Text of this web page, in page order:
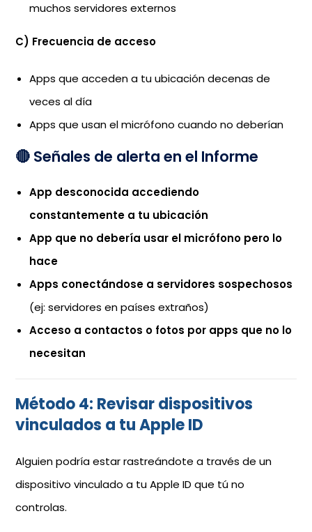
muchos servidores externos
C) Frecuencia de acceso
Apps que acceden a tu ubicación decenas de
veces al día
Apps que usan el micrófono cuando no deberían
🔴 Señales de alerta en el Informe
App desconocida accediendo
constantemente a tu ubicación
App que no debería usar el micrófono pero lo
hace
Apps conectándose a servidores sospechosos
(ej: servidores en países extraños)
Acceso a contactos o fotos por apps que no lo
necesitan
Método 4: Revisar dispositivos
vinculados a tu Apple ID
Alguien podría estar rastreándote a través de un
dispositivo vinculado a tu Apple ID que tú no
controlas.